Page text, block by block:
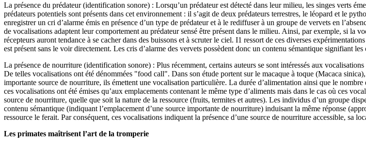
La présence du prédateur (identification sonore) : Lorsqu’un prédateur est détecté dans leur milieu, les singes verts
prédateurs potentiels sont présents dans cet environnement : il s’agit de deux prédateurs terrestres, le léopard et le
enregistrer un cri d’alarme émis en présence d’un type de prédateur et à le rediffuser à un groupe de vervets en
de vocalisations adaptent leur comportement au prédateur sensé être présent dans le milieu. Ainsi, par exemple, si la
récepteurs auront tendance à se cacher dans des buissons et à scruter le ciel. I1 ressort de ces diverses
est présent sans le voir directement. Les cris d’alarme des vervets possèdent donc un contenu sémantique signifiant
La présence de nourriture (identification sonore) : Plus récemment, certains auteurs se sont intéressés aux
De telles vocalisations ont été dénommées "food call". Dans son étude portent sur le macaque à toque (Macaca
importante source de nourriture, ils émettent une vocalisation particulière. La durée d’alimentation ainsi que le
ces vocalisations ont été émises qu’aux emplacements contenant le même type d’aliments mais dans le cas où ces
source de nourriture, quelle que soit la nature de la ressource (fruits, termites et autres). Les individus d’un groupe
contenu sémantique (indiquant l’emplacement d’une source importante de nourriture) induisant la même réponse
ressource le ferait. Par conséquent, ces vocalisations indiquent la présence d’une source de nourriture accessible, sa
Les primates maîtrisent l’art de la tromperie